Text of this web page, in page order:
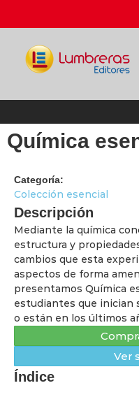
Química
Categoría:
Colección esencial
Descripción
Mediante la química
estructura y
cambios que esta
aspectos de forma
presentamos Química
estudiantes que inician
o están en los últimos
Ver
Índice